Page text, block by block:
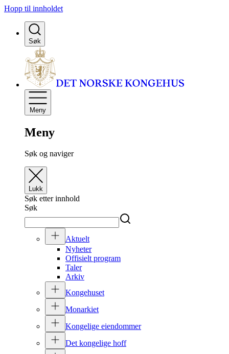
Hopp til innholdet
Søk
Meny
Meny
Søk og naviger
Lukk
Søk etter innhold
Søk
Aktuelt
Nyheter
Offisielt program
Taler
Arkiv
Kongehuset
Monarkiet
Kongelige eiendommer
Det kongelige hoff